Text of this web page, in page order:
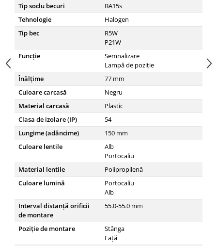
Tip soclu becuri
BA15s
Tehnologie
Halogen
Tip bec
R5W
P21W
Funcţie
Semnalizare
Lampă de poziție
Înălţime
77 mm
Culoare carcasă
Negru
Material carcasă
Plastic
Clasa de izolare (IP)
54
Lungime (adâncime)
150 mm
Culoare lentile
Alb
Portocaliu
Material lentile
Polipropilenă
Culoare lumină
Portocaliu
Alb
Interval distanță orificii
de montare
55.0-55.0 mm
Poziție de montare
Stânga
Față